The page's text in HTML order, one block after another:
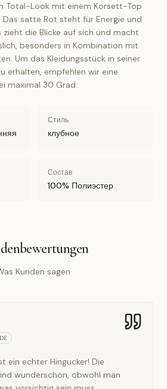
Total-Look mit einem Korsett-Top
Das satte Rot steht für Energie und
zieht die Blicke auf sich und macht
besonders in Kombination mit
Um das Kleidungsstück in seiner
erhalten, empfehlen wir eine
maximal 30 Grad.
Стиль
клубное
Состав
100% Полиэстер
Kunden sagen
DE
ein echter Hingucker! Die
wunderschön, obwohl man